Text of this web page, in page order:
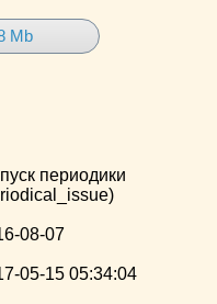
Mb
периодики
08-07
05-15 05:34:04